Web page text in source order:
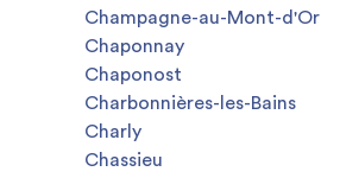
Champagne-au-Mont-d'Or
Chaponnay
Chaponost
Charbonnières-les-Bains
Charly
Chassieu